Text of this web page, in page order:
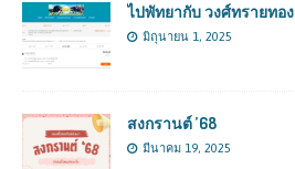
ไปพัทยากับ วงศ์ทรายทอง
มิถุนายน 1, 2025
สงกรานต์ ’68
มีนาคม 19, 2025